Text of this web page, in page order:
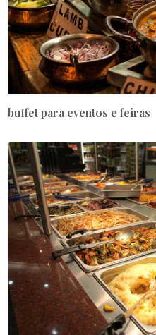
buffet para eventos e feiras